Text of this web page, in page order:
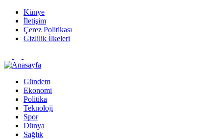
Künye
İletişim
Çerez Politikası
Gizlilik İlkeleri
Gündem
Ekonomi
Politika
Teknoloji
Spor
Dünya
Sağlık